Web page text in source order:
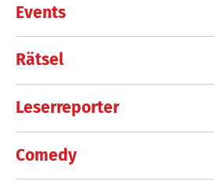
Events
Rätsel
Leserreporter
Comedy